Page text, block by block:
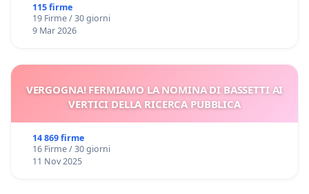
115 firme
19 Firme / 30 giorni
9 Mar 2026
VERGOGNA! FERMIAMO LA NOMINA DI BASSETTI AI
VERTICI DELLA RICERCA PUBBLICA
14 869 firme
16 Firme / 30 giorni
11 Nov 2025